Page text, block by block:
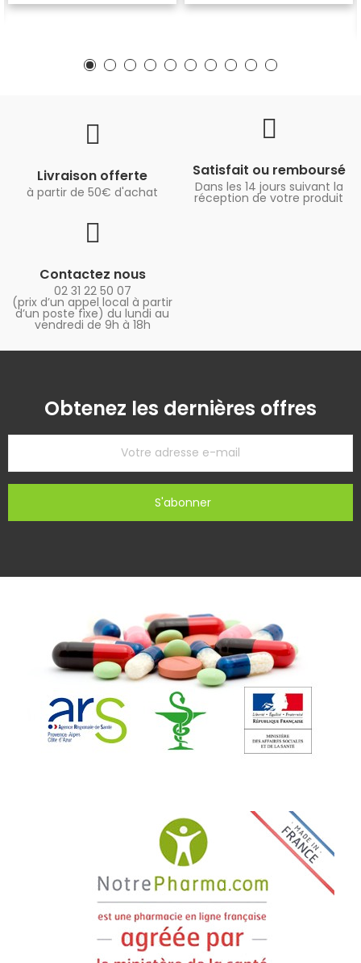
Livraison offerte
à partir de 50€ d'achat
Satisfait ou remboursé
Dans les 14 jours suivant la
réception de votre produit
Contactez nous
02 31 22 50 07
(prix d’un appel local à partir
d’un poste fixe) du lundi au
vendredi de 9h à 18h
Obtenez les dernières offres
S'abonner